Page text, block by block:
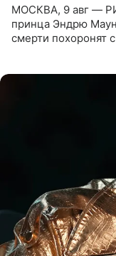
МОСКВА, 9 авг —
принца Эндрю
смерти похоронят